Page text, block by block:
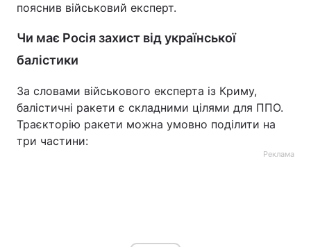
пояснив військовий експерт.
Чи має Росія захист від української
балістики
За словами військового експерта із Криму,
балістичні ракети є складними цілями для ППО.
Траєкторію ракети можна умовно поділити на
три частини:
Реклама